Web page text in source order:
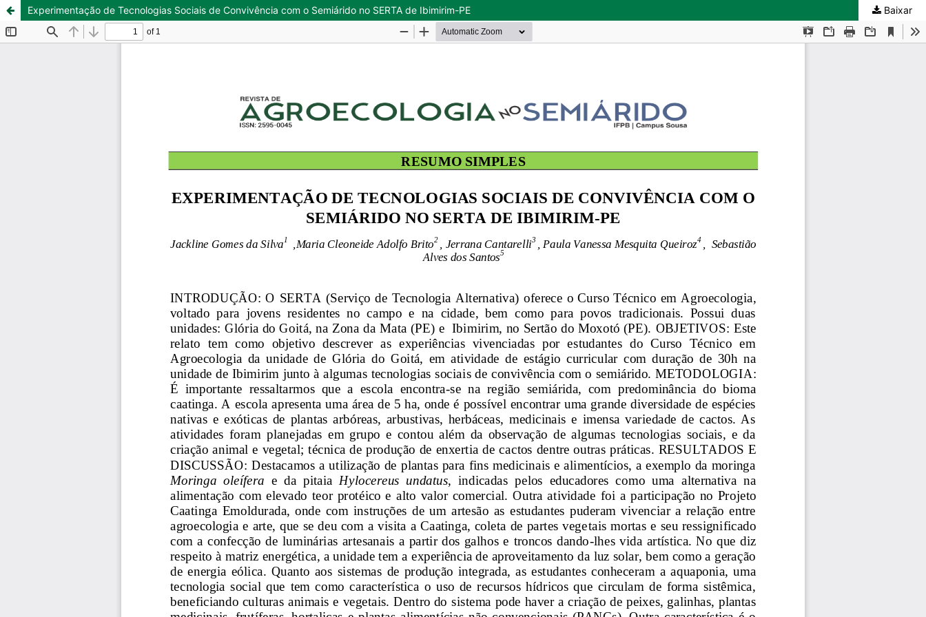
Experimentação de Tecnologias Sociais de Convivência com o Semiárido no SERTA de Ibimirim-PE Baixar